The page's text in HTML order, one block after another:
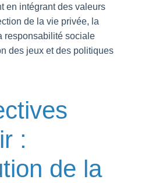
en intégrant des valeurs
de la vie privée, la
responsabilité sociale
des jeux et des politiques
:
de la